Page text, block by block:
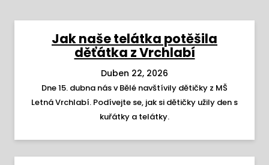
Jak naše telátka potěšila
děťátka z Vrchlabí
Duben 22, 2026
Dne 15. dubna nás v Bělé navštívily dětičky z MŠ
Letná Vrchlabí. Podívejte se, jak si dětičky užily den s
kuřátky a telátky.